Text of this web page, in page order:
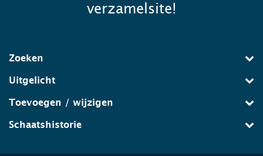
verzamelsite!
Zoeken
Uitgelicht
Toevoegen / wijzigen
Schaatshistorie